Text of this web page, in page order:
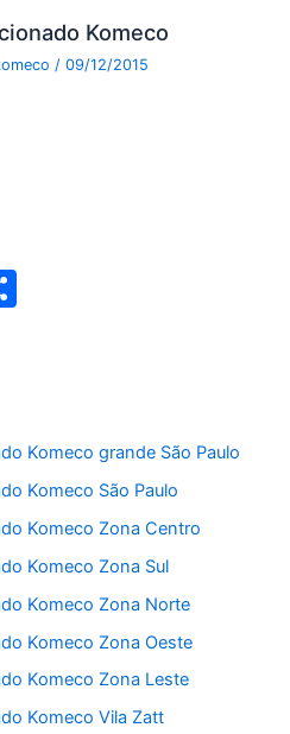
Komeco
/09/12/2015
Komeco grande São Paulo
Komeco São Paulo
Komeco Zona Centro
Komeco Zona Sul
Komeco Zona Norte
Komeco Zona Oeste
Komeco Zona Leste
Komeco Vila Zatt